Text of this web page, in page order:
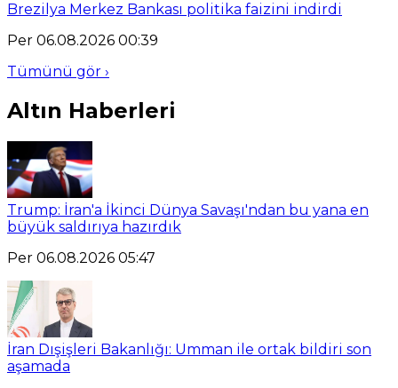
Brezilya Merkez Bankası politika faizini indirdi
Per 06.08.2026 00:39
Tümünü gör ›
Altın Haberleri
Trump: İran'a İkinci Dünya Savaşı'ndan bu yana en
büyük saldırıya hazırdık
Per 06.08.2026 05:47
İran Dışişleri Bakanlığı: Umman ile ortak bildiri son
aşamada